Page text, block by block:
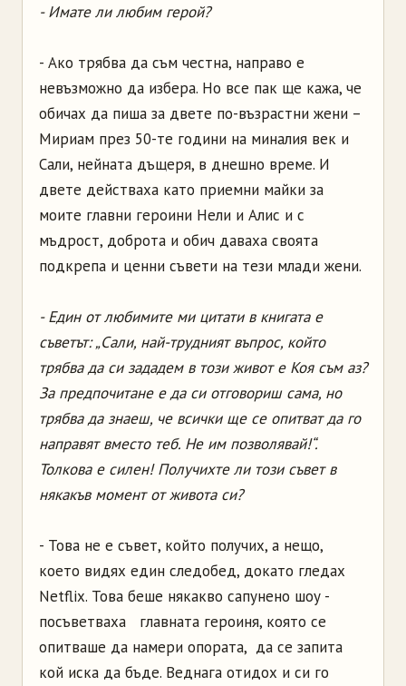
- Имате ли любим герой?
- Ако трябва да съм честна, направо е
невъзможно да избера. Но все пак ще кажа, че
обичах да пиша за двете по-възрастни жени –
Мириам през 50-те години на миналия век и
Сали, нейната дъщеря, в днешно време. И
двете действаха като приемни майки за
моите главни героини Нели и Алис и с
мъдрост, доброта и обич даваха своята
подкрепа и ценни съвети на тези млади жени.
- Един от любимите ми цитати в книгата е
съветът: „Сали, най-трудният въпрос, който
трябва да си зададем в този живот е Коя съм аз?
За предпочитане е да си отговориш сама, но
трябва да знаеш, че всички ще се опитват да го
направят вместо теб. Не им позволявай!“.
Толкова е силен! Получихте ли този съвет в
някакъв момент от живота си?
- Това не е съвет, който получих, а нещо,
което видях един следобед, докато гледах
Netflix. Това беше някакво сапунено шоу -
посъветваха главната героиня, която се
опитваше да намери опората, да се запита
кой иска да бъде. Веднага отидох и си го